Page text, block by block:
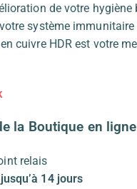
de votre hygiène
système immunitaire
cuivre HDR est votre
la Boutique en
relais
14 jours